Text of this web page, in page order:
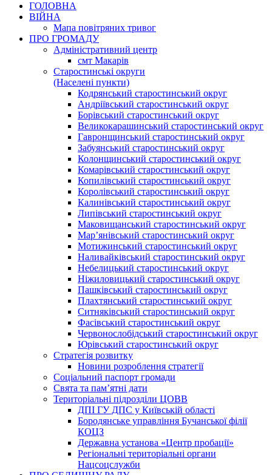
ГОЛОВНА
ВІЙНА
Мапа повітряних тривог
ПРО ГРОМАДУ
Aдміністративний центр
смт Макарів
Старостинські округи
(Населені пункти)
Кодрянський старостинський округ
Андріївський старостинський округ
Борівський старостинський округ
Великокарашинський старостинський округ
Гавронщинський старостинський округ
Забуянський старостинський округ
Колонщинський старостинський округ
Комарівський старостинський округ
Копилівський старостинський округ
Королівський старостинський округ
Калинівський старостинський округ
Липівський старостинський округ
Маковищанський старостинський округ
Мар’янівський старостинський округ
Мотижинський старостинський округ
Наливайківський старостинський округ
Небелицький старостинський округ
Ніжиловицький старостинський округ
Пашківський старостинський округ
Плахтянський старостинський округ
Ситняківський старостинський округ
Фасівський старостинський округ
Червонослобідський старостинський округ
Юрівський старостинський округ
Стратегія розвитку
Новини розроблення стратегії
Соціальний паспорт громади
Свята та пам’ятні дати
Територіальні підрозділи ЦОВВ
ДПІ ГУ ДПС у Київській області
Бородянське управління Бучанської філії
КОЦЗ
Державна установа «Центр пробації»
Регіональні територіальні органи
Нацсоцслужби